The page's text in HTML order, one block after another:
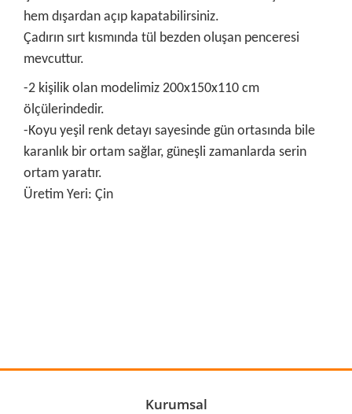
hem dışardan açıp kapatabilirsiniz.
Çadırın sırt kısmında tül bezden oluşan penceresi
mevcuttur.
-2 kişilik olan modelimiz 200x150x110 cm
ölçülerindedir.
-Koyu yeşil renk detayı sayesinde gün ortasında bile
karanlık bir ortam sağlar, güneşli zamanlarda serin
ortam yaratır.
Üretim Yeri: Çin
Ürün açıklamasında eksik bilgiler bulunuyor.
Ürün bilgilerinde hatalar bulunuyor.
Kurumsal